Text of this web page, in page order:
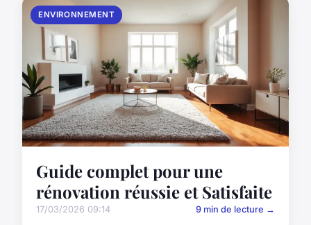
ENVIRONNEMENT
Guide complet pour une
rénovation réussie et Satisfaite
17/03/2026 09:14 9 min de lecture →